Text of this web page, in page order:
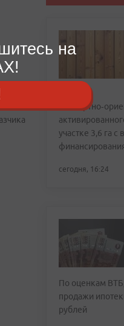
участке 3,6 га
сегодня, 16:24
По оценкам
продажи
рублей
на